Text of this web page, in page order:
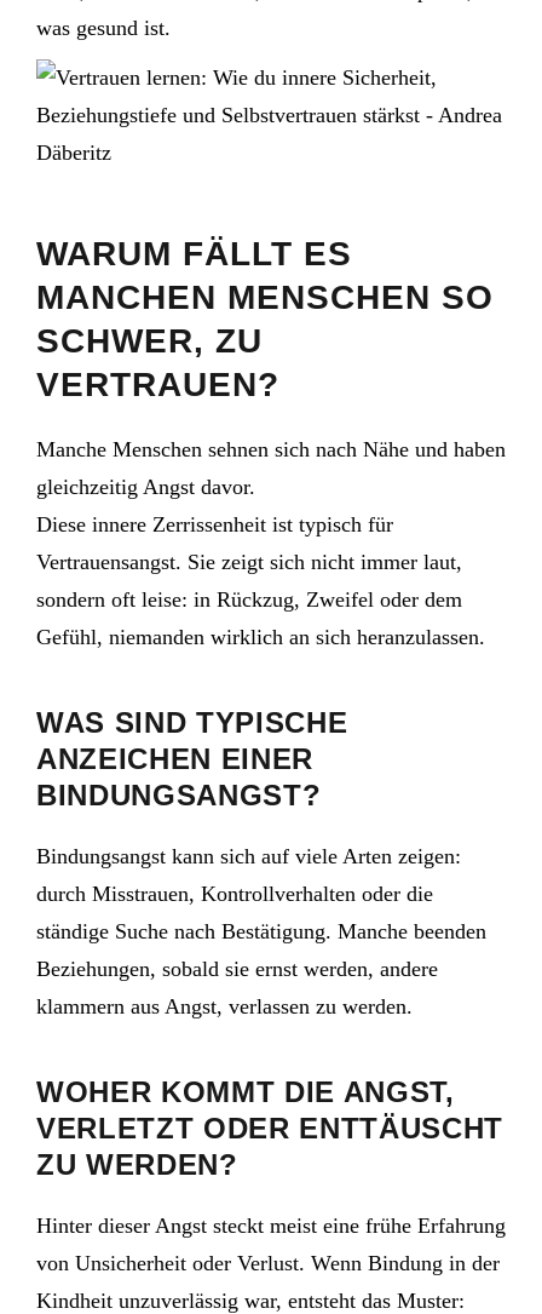
was gesund ist.
WARUM FÄLLT ES
MANCHEN MENSCHEN SO
SCHWER, ZU
VERTRAUEN?
Manche Menschen sehnen sich nach Nähe und haben
gleichzeitig Angst davor.
Diese innere Zerrissenheit ist typisch für
Vertrauensangst. Sie zeigt sich nicht immer laut,
sondern oft leise: in Rückzug, Zweifel oder dem
Gefühl, niemanden wirklich an sich heranzulassen.
WAS SIND TYPISCHE
ANZEICHEN EINER
BINDUNGSANGST?
Bindungsangst kann sich auf viele Arten zeigen:
durch Misstrauen, Kontrollverhalten oder die
ständige Suche nach Bestätigung. Manche beenden
Beziehungen, sobald sie ernst werden, andere
klammern aus Angst, verlassen zu werden.
WOHER KOMMT DIE ANGST,
VERLETZT ODER ENTTÄUSCHT
ZU WERDEN?
Hinter dieser Angst steckt meist eine frühe Erfahrung
von Unsicherheit oder Verlust. Wenn Bindung in der
Kindheit unzuverlässig war, entsteht das Muster: